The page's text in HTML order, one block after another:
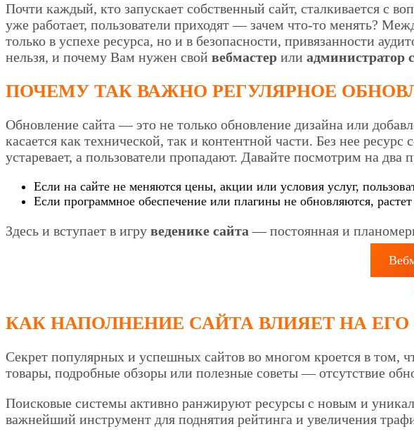
Почти каждый, кто запускает собственный сайт, сталкивается с
уже работает, пользователи приходят — зачем что-то менять?
только в успехе ресурса, но и в безопасности, привязанности
нельзя, и почему Вам нужен свой вебмастер или администратор
ПОЧЕМУ ТАК ВАЖНО РЕГУЛЯРНОЕ
Обновление сайта — это не только обновление дизайна или
касается как технической, так и контентной части. Без нее
устаревает, а пользователи пропадают. Давайте посмотрим на два
Если на сайте не меняются цены, акции или условия услуг,
Если программное обеспечение или плагины не обновляются,
Здесь и вступает в игру веденике сайта — постоянная и
КАК НАПОЛНЕНИЕ САЙТА ВЛИЯЕТ НА
Секрет популярных и успешных сайтов во многом кроется в
товары, подробные обзоры или полезные советы — отсутствие
Поисковые системы активно ранжируют ресурсы с новым и
важнейший инструмент для поднятия рейтинга и увеличения